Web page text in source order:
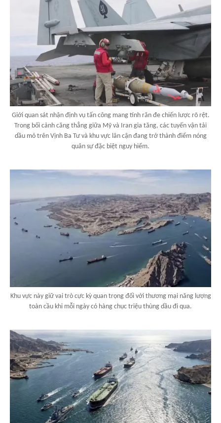
Giới quan sát nhận định vụ tấn công mang tính răn đe chiến lược rõ rệt.
Trong bối cảnh căng thẳng giữa Mỹ và Iran gia tăng, các tuyến vận tải
dầu mỏ trên Vịnh Ba Tư và khu vực lân cận đang trở thành điểm nóng
quân sự đặc biệt nguy hiểm.
Khu vực này giữ vai trò cực kỳ quan trọng đối với thương mại năng lượng
toàn cầu khi mỗi ngày có hàng chục triệu thùng dầu đi qua.